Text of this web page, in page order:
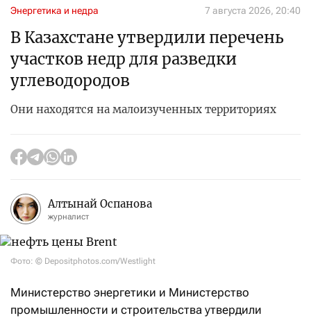
Энергетика и недра 7 августа 2026, 20:40
В Казахстане утвердили перечень
участков недр для разведки
углеводородов
Они находятся на малоизученных территориях
Алтынай Оспанова
журналист
Фото: © Depositphotos.com/Westlight
Министерство энергетики и Министерство
промышленности и строительства утвердили